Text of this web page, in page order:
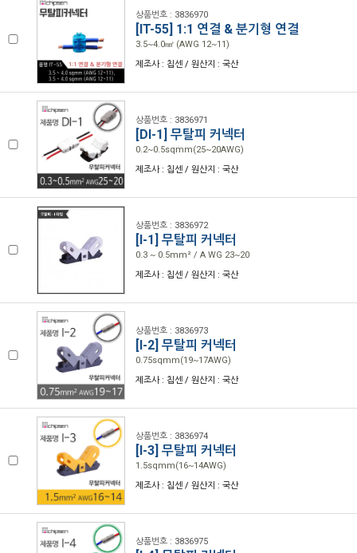
상품번호 : 3836970
[IT-55] 1:1 연결 & 분기형 연결
3.5~4.0㎟ (AWG 12~11)
제조사 : 칩센 / 원산지 : 국산
상품번호 : 3836971
[DI-1] 무탈피 커넥터
0.2~0.5sqmm(25~20AWG)
제조사 : 칩센 / 원산지 : 국산
상품번호 : 3836972
[I-1] 무탈피 커넥터
0.3 ~ 0.5mm² / A WG 23~20
제조사 : 칩센 / 원산지 : 국산
상품번호 : 3836973
[I-2] 무탈피 커넥터
0.75sqmm(19~17AWG)
제조사 : 칩센 / 원산지 : 국산
상품번호 : 3836974
[I-3] 무탈피 커넥터
1.5sqmm(16~14AWG)
제조사 : 칩센 / 원산지 : 국산
상품번호 : 3836975